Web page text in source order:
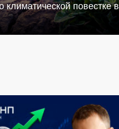
климатической повестке в